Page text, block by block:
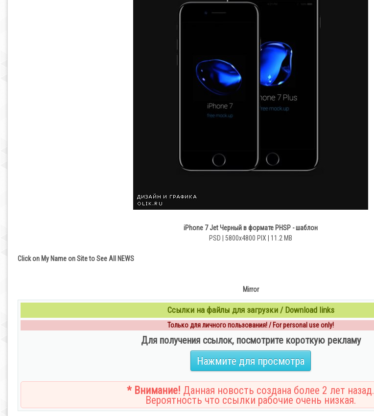
iPhone 7 Jet Черный в формате PHSP - шаблон
PSD | 5800x4800 PIX | 11.2 MB
Click on My Name on Site to See All NEWS
Mirror
Ссылки на файлы для загрузки / Download links
Только для личного пользования! / For personal use only!
Для получения ссылок, посмотрите короткую рекламу
Нажмите для просмотра
* Внимание! Данная новость создана более 2 лет назад.
Вероятность что ссылки рабочие очень низкая.